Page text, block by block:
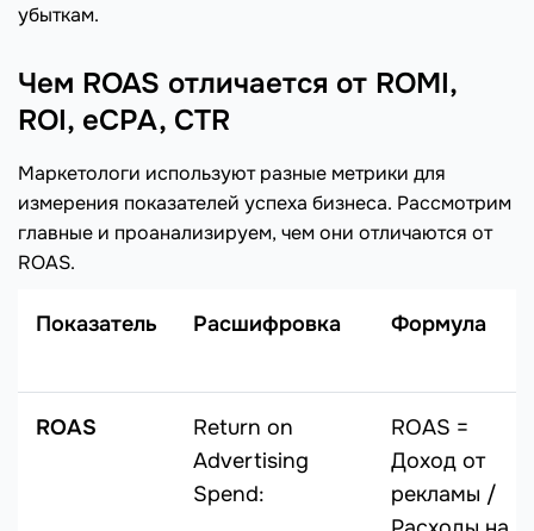
убыткам.
Чем ROAS отличается от ROMI,
ROI, eCPA, CTR
Маркетологи используют разные метрики для
измерения показателей успеха бизнеса. Рассмотрим
главные и проанализируем, чем они отличаются от
ROAS.
Показатель Расшифровка Формула
ROAS
Return on
Advertising
Spend:
ROAS =
Доход от
рекламы /